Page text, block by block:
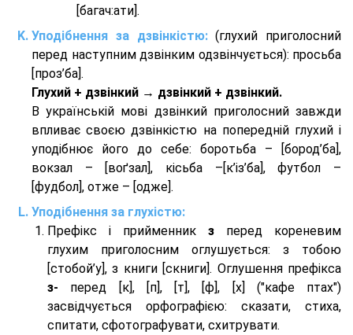
[багач:ати].
Уподібнення за дзвінкістю:(глухий приголосний
перед наступним дзвінким одзвінчується): просьба
[проз’ба].
Глухий + дзвінкий → дзвінкий + дзвінкий.
В українській мові дзвінкий приголосний завжди
впливає своєю дзвінкістю на попередній глухий і
уподібнює його до себе: боротьба – [бород’ба],
вокзал – [воґзал], кісьба –[к’із’ба], футбол –
[фудбол], отже – [одже].
Уподібнення за глухістю:
Префікс і прийменник з перед кореневим
глухим приголосним оглушується: з тобою
[стобой’у], з книги [скниги]. Оглушення префікса
з- перед [к], [п], [т], [ф], [х] ("кафе птах")
засвідчується орфографією: сказати, стиха,
спитати, сфотографувати, схитрувати.